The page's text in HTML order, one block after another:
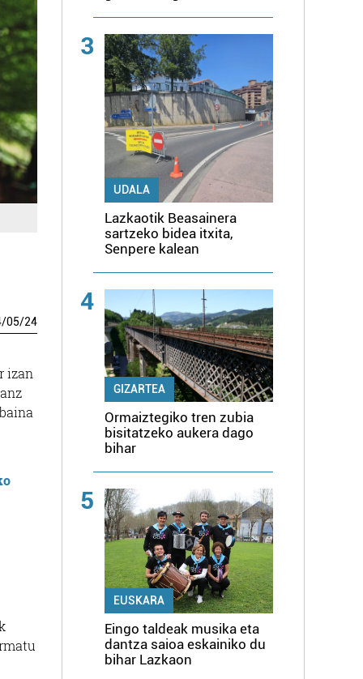
/05/24
izan
3
UDALA
Lazkaotik Beasainera
sartzeko bidea itxita,
Senpere kalean
4
GIZARTEA
Ormaiztegiko tren zubia
bisitatzeko aukera dago
bihar
5
EUSKARA
Eingo taldeak musika eta
dantza saioa eskainiko du
bihar Lazkaon